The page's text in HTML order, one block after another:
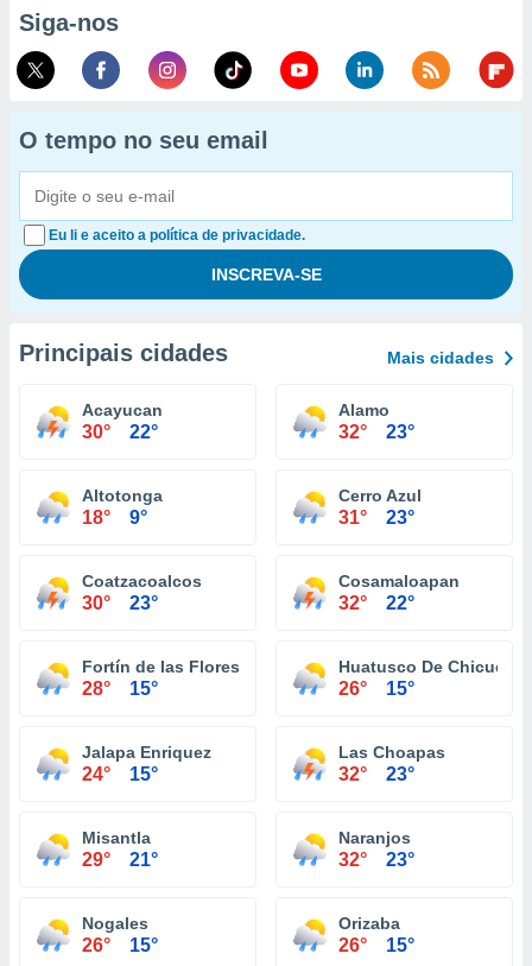
Siga-nos
O tempo no seu email
Eu li e aceito a política de privacidade.
Principais cidades Mais cidades
Acayucan
30° 22°
Alamo
32° 23°
Altotonga
18° 9°
Cerro Azul
31° 23°
Coatzacoalcos
30° 23°
Cosamaloapan
32° 22°
Fortín de las Flores
28° 15°
Huatusco De Chicuellar
26° 15°
Jalapa Enriquez
24° 15°
Las Choapas
32° 23°
Misantla
29° 21°
Naranjos
32° 23°
Nogales
26° 15°
Orizaba
26° 15°